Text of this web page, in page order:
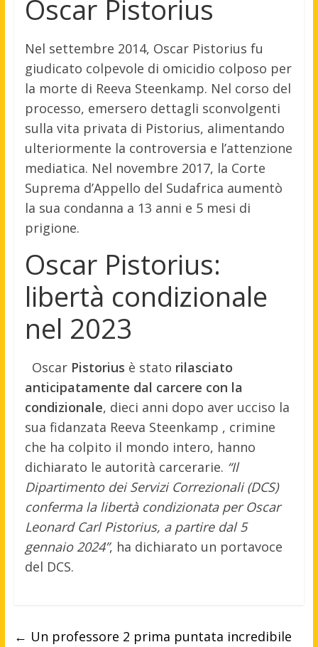
Oscar Pistorius
Nel settembre 2014, Oscar Pistorius fu
giudicato colpevole di omicidio colposo per
la morte di Reeva Steenkamp. Nel corso del
processo, emersero dettagli sconvolgenti
sulla vita privata di Pistorius, alimentando
ulteriormente la controversia e l’attenzione
mediatica. Nel novembre 2017, la Corte
Suprema d’Appello del Sudafrica aumentò
la sua condanna a 13 anni e 5 mesi di
prigione.
Oscar Pistorius:
libertà condizionale
nel 2023
Oscar Pistorius è stato rilasciato
anticipatamente dal carcere con la
condizionale, dieci anni dopo aver ucciso la
sua fidanzata Reeva Steenkamp , crimine
che ha colpito il mondo intero, hanno
dichiarato le autorità carcerarie. “Il
Dipartimento dei Servizi Correzionali (DCS)
conferma la libertà condizionata per Oscar
Leonard Carl Pistorius, a partire dal 5
gennaio 2024”, ha dichiarato un portavoce
del DCS.
← Un professore 2 prima puntata incredibile